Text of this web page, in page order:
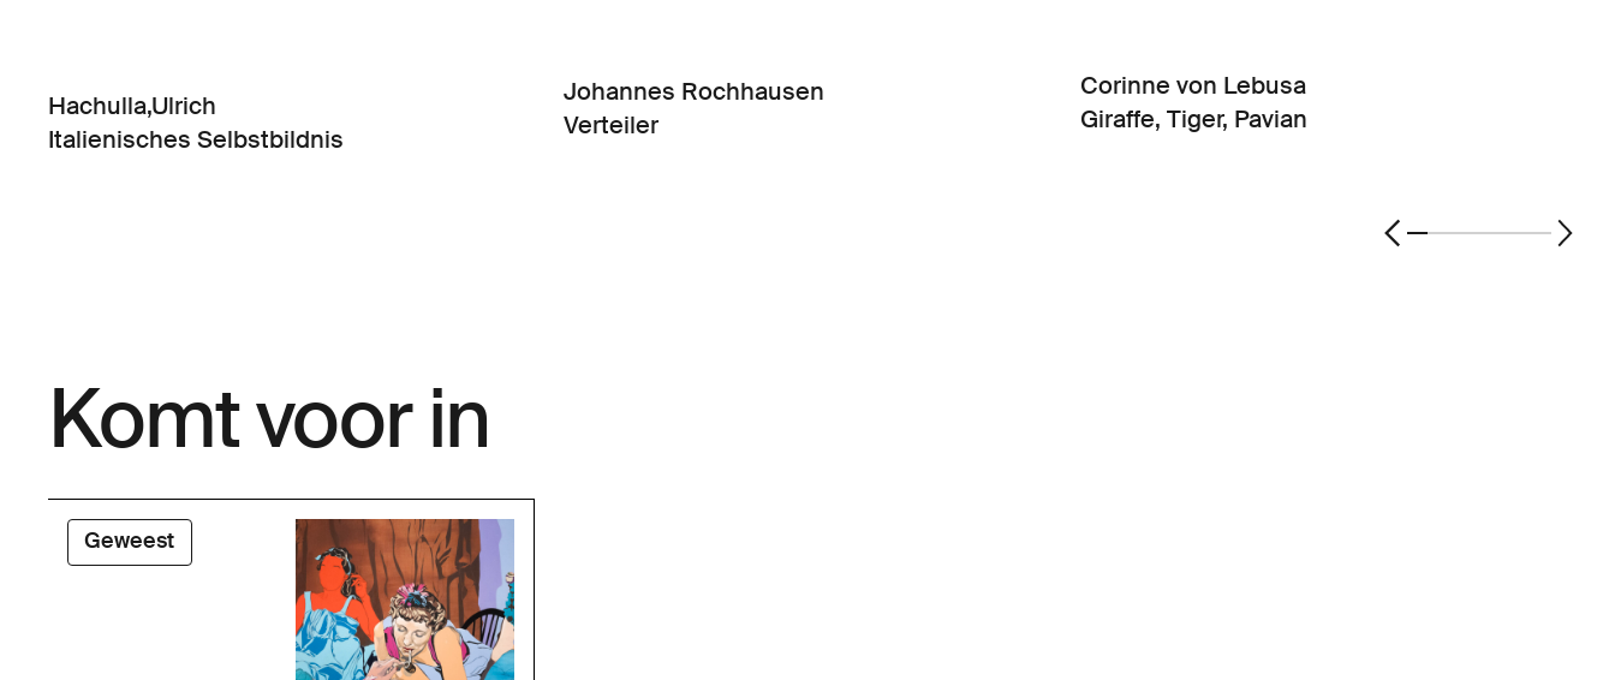
Hachulla,Ulrich
Italienisches Selbstbildnis
Johannes Rochhausen
Verteiler
Corinne von Lebusa
Giraffe, Tiger, Pavian
Komt voor in
Geweest